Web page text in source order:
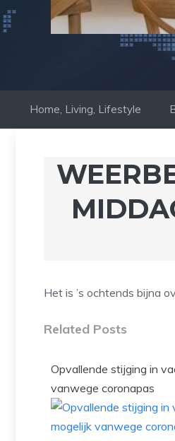
Home, Living, Lifestyle
Het is ’s ochtends bijna
Related Posts
Opvallende stijging in
vanwege coronapas